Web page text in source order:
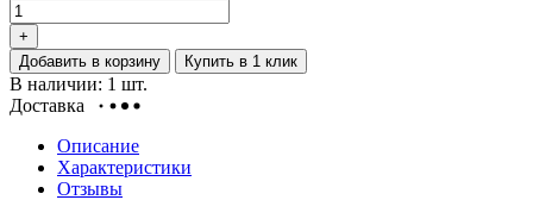
+
Добавить в корзину
Купить в 1 клик
В наличии: 1 шт.
Доставка
Описание
Характеристики
Отзывы